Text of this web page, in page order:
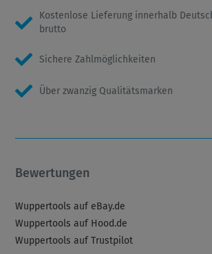
Kostenlose Lieferung innerhalb
brutto
Sichere Zahlmöglichkeiten
Über zwanzig Qualitätsmarken
Bewertungen
Wuppertools auf eBay.de
Wuppertools auf Hood.de
Wuppertools auf Trustpilot